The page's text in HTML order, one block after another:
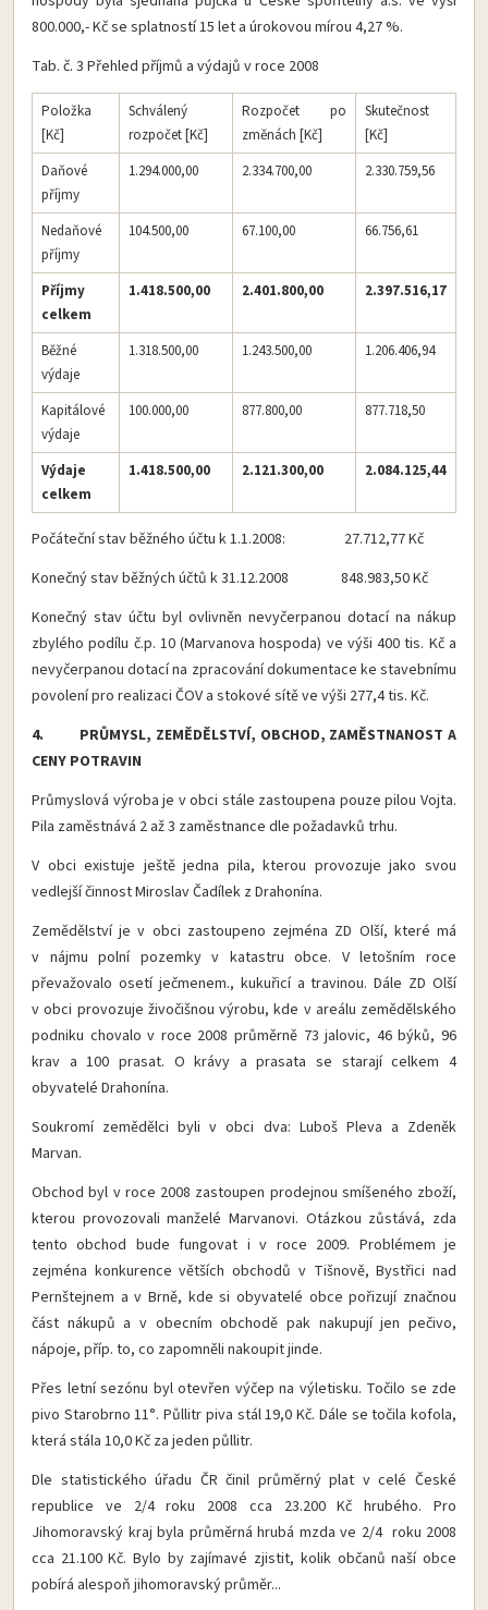
800.000,- Kč se splatností 15 let a úrokovou mírou 4,27 %.
Tab. č. 3 Přehled příjmů a výdajů v roce 2008
Položka
[Kč]
Schválený
rozpočet [Kč]
Rozpočet po
změnách [Kč]
Skutečnost
[Kč]
Daňové
příjmy
1.294.000,00 2.334.700,00 2.330.759,56
Nedaňové
příjmy
104.500,00 67.100,00 66.756,61
Příjmy
celkem
1.418.500,00 2.401.800,00 2.397.516,17
Běžné
výdaje
1.318.500,00 1.243.500,00 1.206.406,94
Kapitálové
výdaje
100.000,00 877.800,00 877.718,50
Výdaje
celkem
1.418.500,00 2.121.300,00 2.084.125,44
Počáteční stav běžného účtu k 1.1.2008: 27.712,77 Kč
Konečný stav běžných účtů k 31.12.2008 848.983,50 Kč
Konečný stav účtu byl ovlivněn nevyčerpanou dotací na nákup
zbylého podílu č.p. 10 (Marvanova hospoda) ve výši 400 tis. Kč a
nevyčerpanou dotací na zpracování dokumentace ke stavebnímu
povolení pro realizaci ČOV a stokové sítě ve výši 277,4 tis. Kč.
4. PRŮMYSL, ZEMĚDĚLSTVÍ, OBCHOD, ZAMĚSTNANOST A
CENY POTRAVIN
Průmyslová výroba je v obci stále zastoupena pouze pilou Vojta.
Pila zaměstnává 2 až 3 zaměstnance dle požadavků trhu.
V obci existuje ještě jedna pila, kterou provozuje jako svou
vedlejší činnost Miroslav Čadílek z Drahonína.
Zemědělství je v obci zastoupeno zejména ZD Olší, které má
v nájmu polní pozemky v katastru obce. V letošním roce
převažovalo osetí ječmenem., kukuřicí a travinou. Dále ZD Olší
v obci provozuje živočišnou výrobu, kde v areálu zemědělského
podniku chovalo v roce 2008 průměrně 73 jalovic, 46 býků, 96
krav a 100 prasat. O krávy a prasata se starají celkem 4
obyvatelé Drahonína.
Soukromí zemědělci byli v obci dva: Luboš Pleva a Zdeněk
Marvan.
Obchod byl v roce 2008 zastoupen prodejnou smíšeného zboží,
kterou provozovali manželé Marvanovi. Otázkou zůstává, zda
tento obchod bude fungovat i v roce 2009. Problémem je
zejména konkurence větších obchodů v Tišnově, Bystřici nad
Pernštejnem a v Brně, kde si obyvatelé obce pořizují značnou
část nákupů a v obecním obchodě pak nakupují jen pečivo,
nápoje, příp. to, co zapomněli nakoupit jinde.
Přes letní sezónu byl otevřen výčep na výletisku. Točilo se zde
pivo Starobrno 11°. Půllitr piva stál 19,0 Kč. Dále se točila kofola,
která stála 10,0 Kč za jeden půllitr.
Dle statistického úřadu ČR činil průměrný plat v celé České
republice ve 2/4 roku 2008 cca 23.200 Kč hrubého. Pro
Jihomoravský kraj byla průměrná hrubá mzda ve 2/4 roku 2008
cca 21.100 Kč. Bylo by zajímavé zjistit, kolik občanů naší obce
pobírá alespoň jihomoravský průměr...